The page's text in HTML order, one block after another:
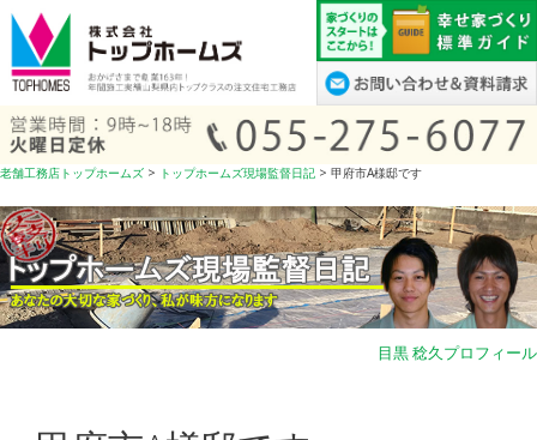
コ
テ
ツ
へ
キ
ッ
プ
老舗工務店トップホームズ > トップホームズ現場監督日記 > 甲府市A様邸です
目黒 稔久プロフィール